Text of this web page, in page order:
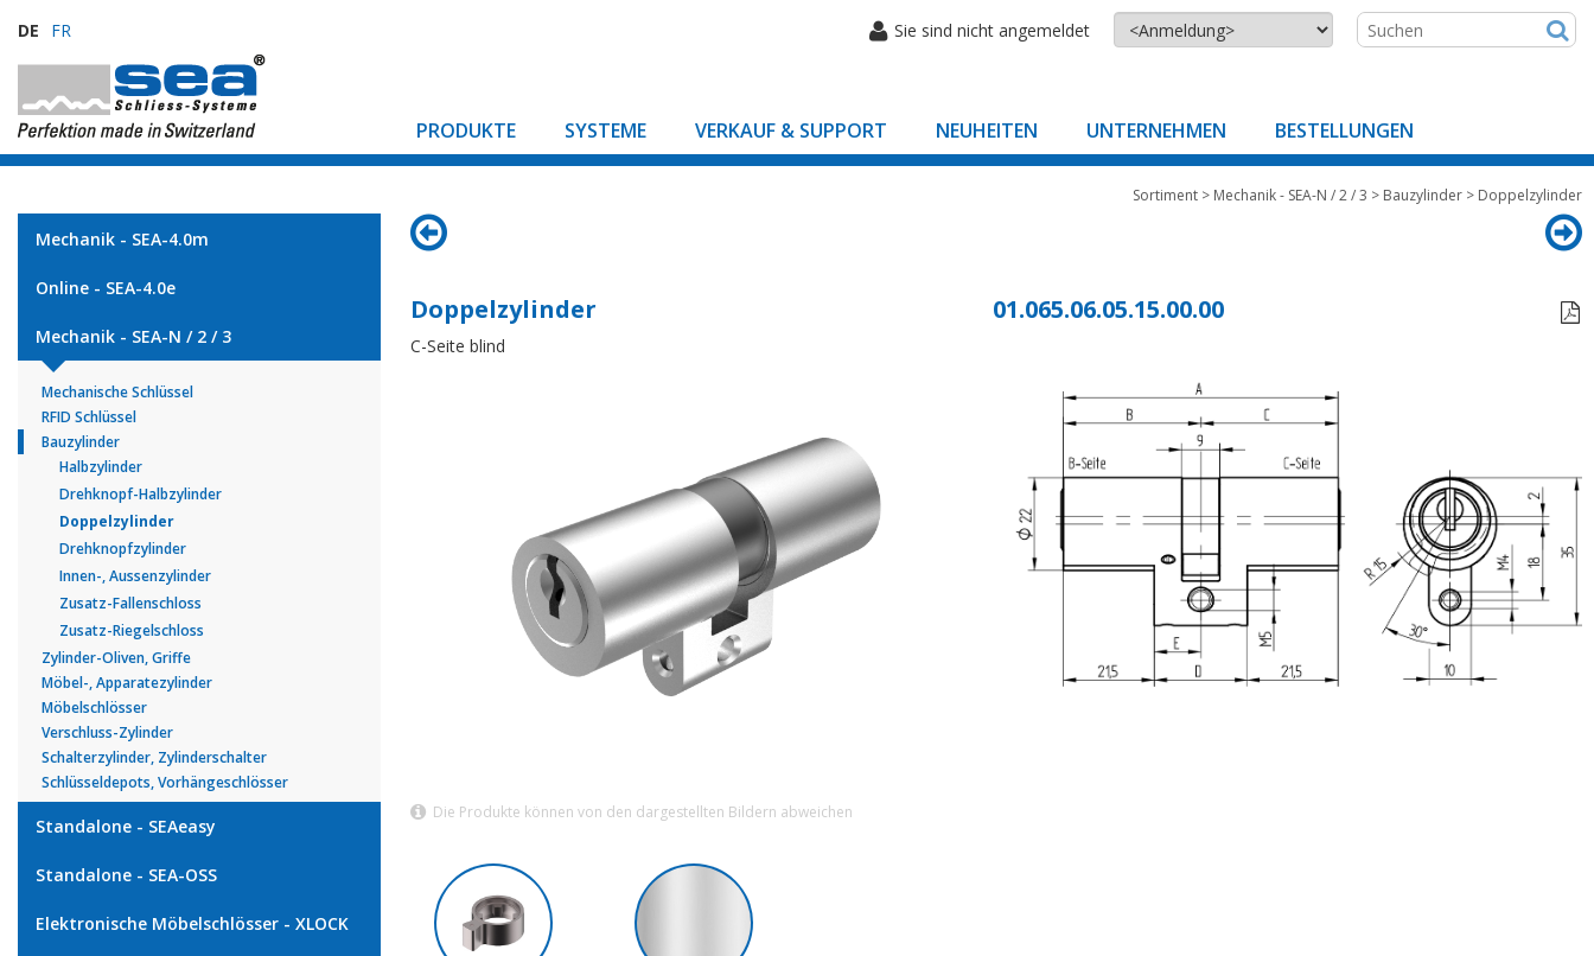
DE FR Sie sind nicht angemeldet
PRODUKTE SYSTEME VERKAUF & SUPPORT NEUHEITEN UNTERNEHMEN BESTELLUNGEN
Mechanik - SEA-4.0m
Online - SEA-4.0e
Mechanik - SEA-N / 2 / 3
Mechanische Schlüssel
RFID Schlüssel
Bauzylinder
Halbzylinder
Drehknopf-Halbzylinder
Doppelzylinder
Drehknopfzylinder
Innen-, Aussenzylinder
Zusatz-Fallenschloss
Zusatz-Riegelschloss
Zylinder-Oliven, Griffe
Möbel-, Apparatezylinder
Möbelschlösser
Verschluss-Zylinder
Schalterzylinder, Zylinderschalter
Schlüsseldepots, Vorhängeschlösser
Standalone - SEAeasy
Standalone - SEA-OSS
Elektronische Möbelschlösser - XLOCK
Sortiment > Mechanik - SEA-N / 2 / 3 > Bauzylinder > Doppelzylinder
Doppelzylinder 01.065.06.05.15.00.00

C-Seite blind
Die Produkte können von den dargestellten Bildern abweichen